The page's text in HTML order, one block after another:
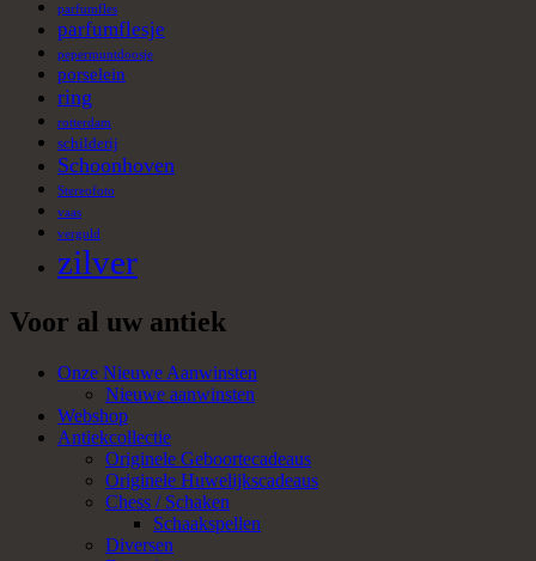
parfumfles
parfumflesje
pepermuntdoosje
porselein
ring
rotterdam
schilderij
Schoonhoven
Stereofoto
vaas
verguld
zilver
Voor al uw antiek
Onze Nieuwe Aanwinsten
Nieuwe aanwinsten
Webshop
Antiekcollectie
Originele Geboortecadeaus
Originele Huwelijkscadeaus
Chess / Schaken
Schaakspellen
Diversen